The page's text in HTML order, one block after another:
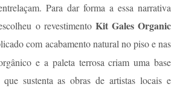
Para dar forma a essa narrativa
o revestimento Kit Gales Organic
com acabamento natural no piso e nas
e a paleta terrosa criam uma base
que sustenta as obras de artistas locais e